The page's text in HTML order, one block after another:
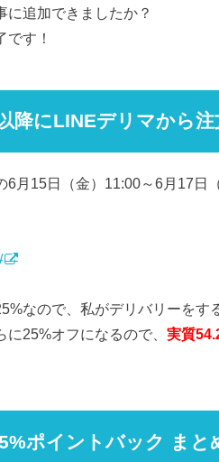
に追加できましたか？
す！
降にLINEデリマから注
6月15日（金）11:00～6月17日
なので、私がデリバリーをす
25%オフになるので、 実質
ポイントバック まと